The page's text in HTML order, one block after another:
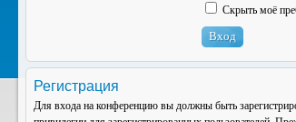
Скрыть моё
Регистрация
Для входа на конференцию вы должны быть